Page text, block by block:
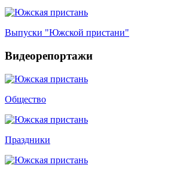
Выпуски "Южской пристани"
Видеорепортажи
Общество
Праздники